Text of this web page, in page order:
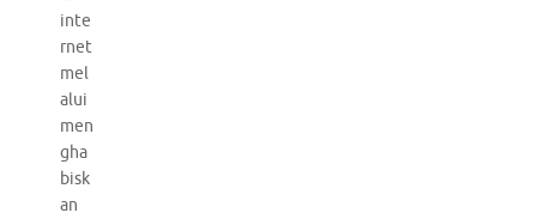
inte
rnet
mel
alui
men
gha
bisk
an